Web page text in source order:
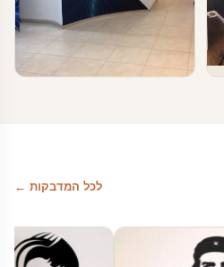
לכל המדבקות ←